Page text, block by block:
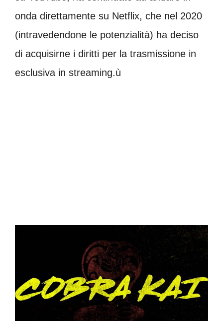
onda direttamente su Netflix, che nel 2020
(intravedendone le potenzialità) ha deciso
di acquisirne i diritti per la trasmissione in
esclusiva in streaming.ù